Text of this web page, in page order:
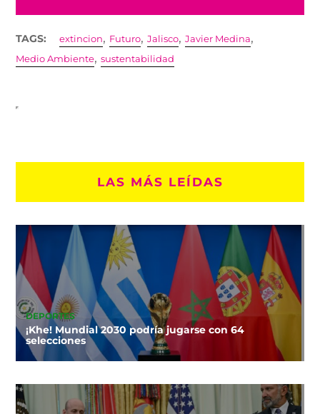
TAGS: extincion, Futuro,Jalisco,Javier Medina,
Medio Ambiente,sustentabilidad
LAS MÁS LEÍDAS
DEPORTES
¡Khe! Mundial 2030 podría jugarse con 64
selecciones